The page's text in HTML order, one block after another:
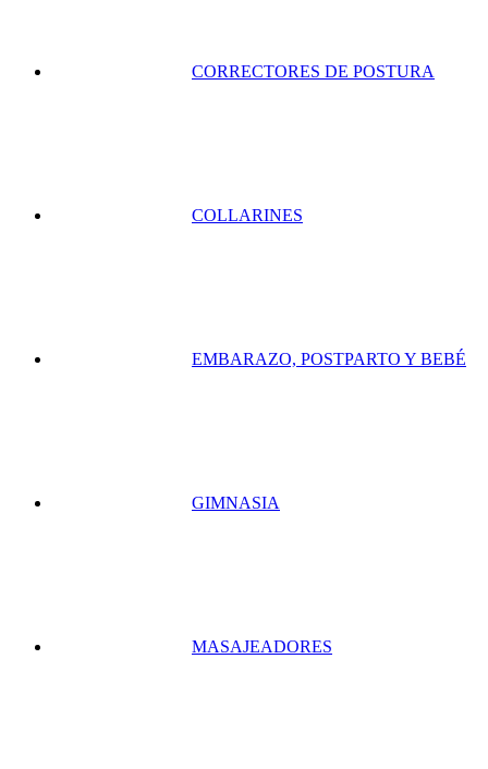
CORRECTORES DE POSTURA
COLLARINES
EMBARAZO, POSTPARTO Y BEBÉ
GIMNASIA
MASAJEADORES